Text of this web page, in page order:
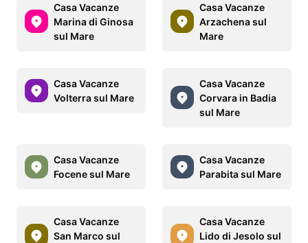
Casa Vacanze
Marina di Ginosa
sul Mare
Casa Vacanze
Arzachena sul
Mare
Casa Vacanze
Volterra sul Mare
Casa Vacanze
Corvara in Badia
sul Mare
Casa Vacanze
Focene sul Mare
Casa Vacanze
Parabita sul Mare
Casa Vacanze
San Marco sul
Casa Vacanze
Lido di Jesolo sul